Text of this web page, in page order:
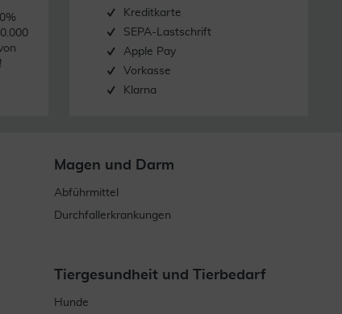
Kreditkarte
SEPA-Lastschrift
Apple Pay
Vorkasse
Klarna
Magen und Darm
Abführmittel
Durchfallerkrankungen
Tiergesundheit und Tierbedarf
Hunde